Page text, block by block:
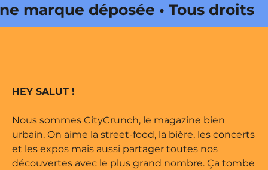
déposée • Tous droits
par Buena Onda Web •
HEY SALUT !
Nous sommes CityCrunch, le magazine bien
urbain. On aime la street-food, la bière, les concerts
et les expos mais aussi partager toutes nos
découvertes avec le plus grand nombre. Ça tombe